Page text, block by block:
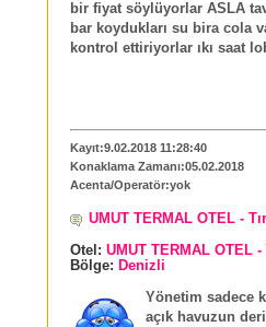
bir fiyat söylüyorlar ASLA
bar koydukları su bira cola
kontrol ettiriyorlar ıkı saat
Kayıt:9.02.2018 11:28:40
Konaklama Zamanı:05.02.2018
Acenta/Operatör:yok
UMUT TERMAL OTEL -
Otel: UMUT TERMAL OTEL
Bölge: Denizli
Yönetim sadece
açık havuzun